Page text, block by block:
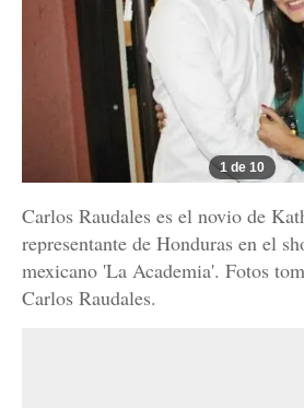
1 de 10
Carlos Raudales es el novio de
representante de Honduras en el
mexicano 'La Academia'. Fotos
Carlos Raudales.